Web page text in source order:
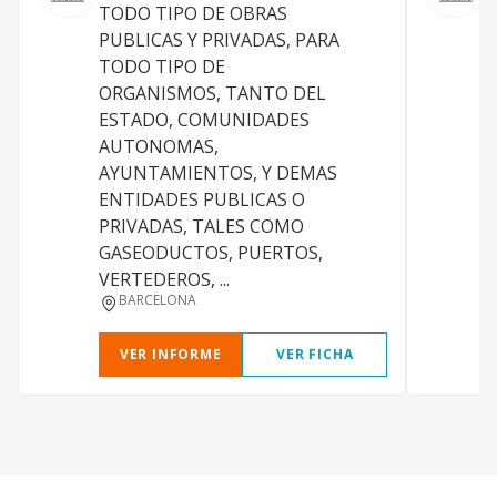
TODO TIPO DE OBRAS
PUBLICAS Y PRIVADAS, PARA
TODO TIPO DE
ORGANISMOS, TANTO DEL
ESTADO, COMUNIDADES
AUTONOMAS,
AYUNTAMIENTOS, Y DEMAS
ENTIDADES PUBLICAS O
PRIVADAS, TALES COMO
GASEODUCTOS, PUERTOS,
VERTEDEROS, ...
BARCELONA
VER INFORME VER FICHA